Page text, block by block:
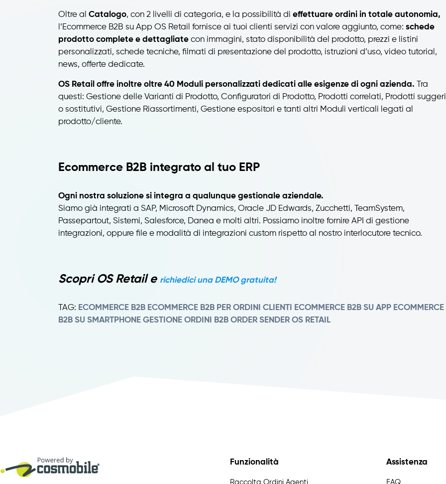
Oltre al Catalogo, con 2 livelli di categoria, e la possibilità di effettuare ordini in totale autonomia,
l’Ecommerce B2B su App OS Retail fornisce ai tuoi clienti servizi con valore aggiunto, come: schede
prodotto complete e dettagliate con immagini, stato disponibilità del prodotto, prezzi e listini
personalizzati, schede tecniche, filmati di presentazione del prodotto, istruzioni d’uso, video tutorial,
news, offerte dedicate.
OS Retail offre inoltre oltre 40 Moduli personalizzati dedicati alle esigenze di ogni azienda. Tra
questi: Gestione delle Varianti di Prodotto, Configuratori di Prodotto, Prodotti correlati, Prodotti
o sostitutivi, Gestione Riassortimenti, Gestione espositori e tanti altri Moduli verticali legati al
prodotto/cliente.
Ecommerce B2B integrato al tuo ERP
Ogni nostra soluzione si integra a qualunque gestionale aziendale.
Siamo già integrati a SAP, Microsoft Dynamics, Oracle JD Edwards, Zucchetti, TeamSystem,
Passepartout, Sistemi, Salesforce, Danea e molti altri. Possiamo inoltre fornire API di gestione
integrazioni, oppure file e modalità di integrazioni custom rispetto al nostro interlocutore tecnico.
Scopri OS Retail e richiedici una DEMO gratuita!
TAG: ECOMMERCE B2B ECOMMERCE B2B PER ORDINI CLIENTI ECOMMERCE B2B SU APP ECOMMERCE
B2B SU SMARTPHONE GESTIONE ORDINI B2B ORDER SENDER OS RETAIL
Funzionalità
Raccolta Ordini Agenti
Assistenza
FAQ